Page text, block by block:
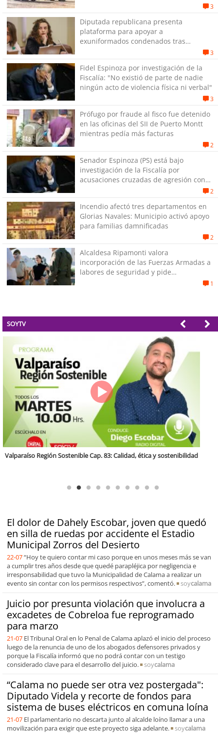
3
Diputada republicana presenta
plataforma para apoyar a
exuniformados condenados tras
3
Fidel Espinoza por investigación de la
Fiscalía: "No existió de parte de nadie
ningún acto de violencia física ni verbal"
3
Prófugo por fraude al fisco fue detenido
en las oficinas del SII de Puerto Montt
mientras pedía más facturas
2
Senador Espinoza (PS) está bajo
investigación de la Fiscalía por
acusaciones cruzadas de agresión con
2
Incendio afectó tres departamentos en
Glorias Navales: Municipio activó apoyo
para familias damnificadas
2
Alcaldesa Ripamonti valora
incorporación de las Fuerzas Armadas a
labores de seguridad y pide
1
SOYTV
El dolor de Dahely Escobar, joven que quedó
en silla de ruedas por accidente el Estadio
Municipal Zorros del Desierto
22-07“Hoy te quiero contar mi caso porque en unos meses más se van
a cumplir tres años desde que quedé parapléjica por negligencia e
irresponsabilidad que tuvo la Municipalidad de Calama a realizar un
evento sin contar con los permisos respectivos”, comentó.
soycalama
Juicio por presunta violación que involucra a
excadetes de Cobreloa fue reprogramado
para marzo
21-07 El Tribunal Oral en lo Penal de Calama aplazó el inicio del proceso
luego de la renuncia de uno de los abogados defensores privados y
porque la Fiscalía informó que no podrá contar con un testigo
considerado clave para el desarrollo del juicio.
soycalama
“Calama no puede ser otra vez postergada":
Diputado Videla y recorte de fondos para
sistema de buses eléctricos en comuna loína
21-07 El parlamentario no descarta junto al alcalde loíno llamar a una
movilización para exigir que este proyecto siga adelante.
soycalama